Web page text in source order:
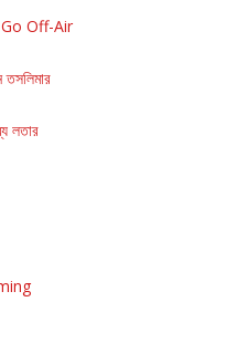
Off-Air
তসলিমার
লতার